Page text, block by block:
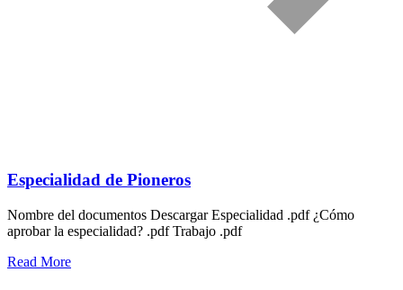
Especialidad de Pioneros
Nombre del documentos Descargar Especialidad .pdf ¿Cómo
aprobar la especialidad? .pdf Trabajo .pdf
Read More